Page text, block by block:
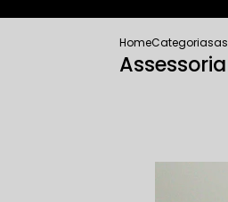
HomeCategorias